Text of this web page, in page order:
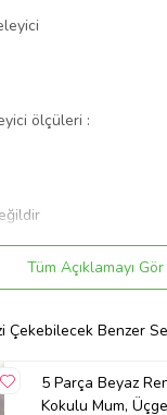
ölçüleri :
Tüm Açıklamayı Gör
Çekebilecek Benzer
5 Parça Beyaz
Kokulu Mum,